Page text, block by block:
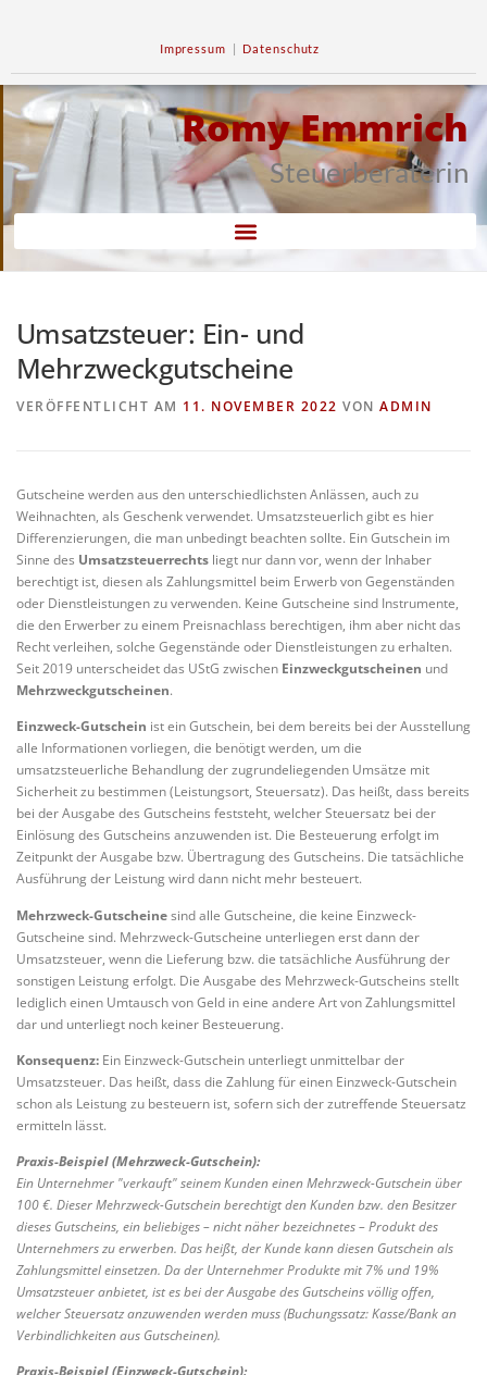
Impressum | Datenschutz
Romy Emmrich
Steuerberaterin
Umsatzsteuer: Ein- und
Mehrzweckgutscheine
VERÖFFENTLICHT AM 11. NOVEMBER 2022 VON ADMIN
Gutscheine werden aus den unterschiedlichsten Anlässen, auch zu
Weihnachten, als Geschenk verwendet. Umsatzsteuerlich gibt es hier
Differenzierungen, die man unbedingt beachten sollte. Ein Gutschein im
Sinne des Umsatzsteuerrechts liegt nur dann vor, wenn der Inhaber
berechtigt ist, diesen als Zahlungsmittel beim Erwerb von Gegenständen
oder Dienstleistungen zu verwenden. Keine Gutscheine sind Instrumente,
die den Erwerber zu einem Preisnachlass berechtigen, ihm aber nicht das
Recht verleihen, solche Gegenstände oder Dienstleistungen zu erhalten.
Seit 2019 unterscheidet das UStG zwischen Einzweckgutscheinen und
Mehrzweckgutscheinen.
Einzweck-Gutschein ist ein Gutschein, bei dem bereits bei der Ausstellung
alle Informationen vorliegen, die benötigt werden, um die
umsatzsteuerliche Behandlung der zugrundeliegenden Umsätze mit
Sicherheit zu bestimmen (Leistungsort, Steuersatz). Das heißt, dass bereits
bei der Ausgabe des Gutscheins feststeht, welcher Steuersatz bei der
Einlösung des Gutscheins anzuwenden ist. Die Besteuerung erfolgt im
Zeitpunkt der Ausgabe bzw. Übertragung des Gutscheins. Die tatsächliche
Ausführung der Leistung wird dann nicht mehr besteuert.
Mehrzweck-Gutscheinesind alle Gutscheine, die keine Einzweck-
Gutscheine sind. Mehrzweck-Gutscheine unterliegen erst dann der
Umsatzsteuer, wenn die Lieferung bzw. die tatsächliche Ausführung der
sonstigen Leistung erfolgt. Die Ausgabe des Mehrzweck-Gutscheins stellt
lediglich einen Umtausch von Geld in eine andere Art von Zahlungsmittel
dar und unterliegt noch keiner Besteuerung.
Konsequenz: Ein Einzweck-Gutschein unterliegt unmittelbar der
Umsatzsteuer. Das heißt, dass die Zahlung für einen Einzweck-Gutschein
schon als Leistung zu besteuern ist, sofern sich der zutreffende Steuersatz
ermitteln lässt.
Praxis-Beispiel (Mehrzweck-Gutschein):
Ein Unternehmer "verkauft" seinem Kunden einen Mehrzweck-Gutschein über
100 €. Dieser Mehrzweck-Gutschein berechtigt den Kunden bzw. den Besitzer
dieses Gutscheins, ein beliebiges – nicht näher bezeichnetes – Produkt des
Unternehmers zu erwerben. Das heißt, der Kunde kann diesen Gutschein als
Zahlungsmittel einsetzen. Da der Unternehmer Produkte mit 7% und 19%
Umsatzsteuer anbietet, ist es bei der Ausgabe des Gutscheins völlig offen,
welcher Steuersatz anzuwenden werden muss (Buchungssatz: Kasse/Bank an
Verbindlichkeiten aus Gutscheinen).
Praxis-Beispiel (Einzweck-Gutschein):